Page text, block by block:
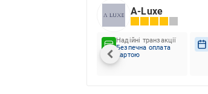
A-Luxe
Надійні транзакції
Безпечна оплата
картою